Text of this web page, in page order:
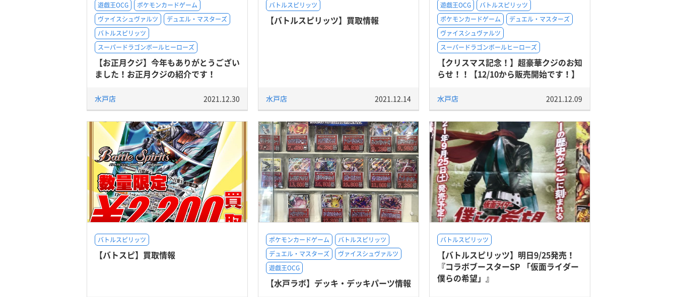
遊戯王OCG
ポケモンカードゲーム
ヴァイスシュヴァルツ
デュエル・マスターズ
バトルスピリッツ
スーパードラゴンボールヒーローズ
【お正月クジ】今年もありがとうござい
ました！お正月クジの紹介です！
水戸店 2021.12.30
バトルスピリッツ
【バトルスピリッツ】買取情報
水戸店 2021.12.14
遊戯王OCG
バトルスピリッツ
ポケモンカードゲーム
デュエル・マスターズ
ヴァイスシュヴァルツ
スーパードラゴンボールヒーローズ
【クリスマス記念！】超豪華クジのお知
らせ！！【12/10から販売開始です！】
水戸店 2021.12.09
バトルスピリッツ
【バトスピ】買取情報
ポケモンカードゲーム
バトルスピリッツ
デュエル・マスターズ
ヴァイスシュヴァルツ
遊戯王OCG
【水戸ラボ】デッキ・デッキパーツ情報
バトルスピリッツ
【バトルスピリッツ】明日9/25発売！
『コラボブースターSP 「仮面ライダー
僕らの希望」』